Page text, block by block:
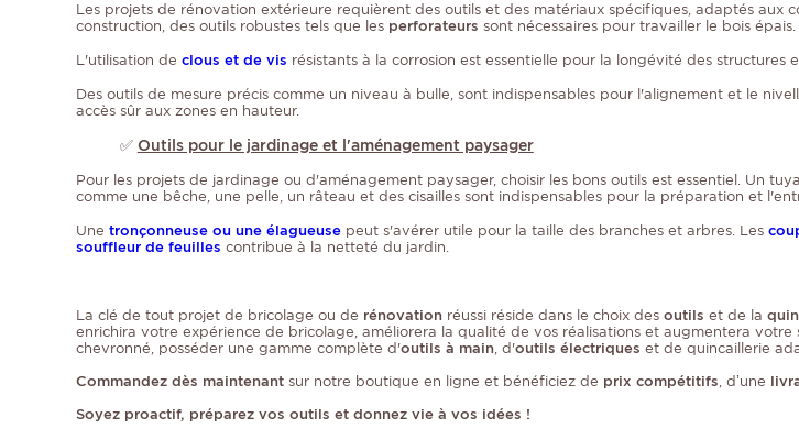
Les projets de rénovation extérieure requièrent des outils et des matériaux spécifiques, adaptés aux
construction, des outils robustes tels que les perforateurs sont nécessaires pour travailler le bois épais.
L'utilisation de clous et de vis résistants à la corrosion est essentielle pour la longévité des structures
Des outils de mesure précis comme un niveau à bulle, sont indispensables pour l'alignement et le
accès sûr aux zones en hauteur.
✅ Outils pour le jardinage et l'aménagement paysager
Pour les projets de jardinage ou d'aménagement paysager, choisir les bons outils est essentiel. Un
comme une bêche, une pelle, un râteau et des cisailles sont indispensables pour la préparation et
Une tronçonneuse ou une élagueusepeut s'avérer utile pour la taille des branches et arbres. Les
souffleur de feuilles contribue à la netteté du jardin.
La clé de tout projet de bricolage ou de rénovationréussi réside dans le choix des outils et de la
enrichira votre expérience de bricolage, améliorera la qualité de vos réalisations et augmentera
chevronné, posséder une gamme complète d'outils à main, d'outils électriques et de quincaillerie
Commandez dès maintenantsur notre boutique en ligne et bénéficiez de prix compétitifs, d’une
Soyez proactif, préparez vos outils et donnez vie à vos idées !